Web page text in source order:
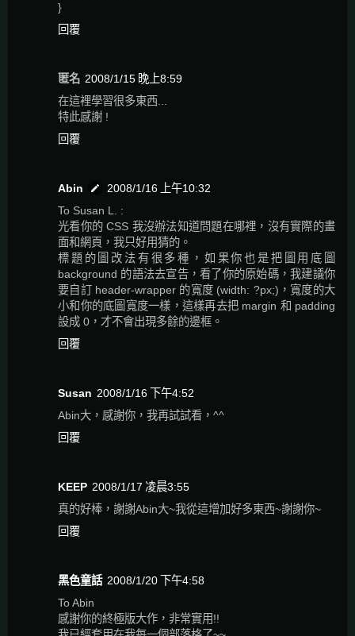
}
回覆
匿名 2008/1/15 晚上8:59
在這裡學習很多東西...
特此感謝 !
回覆
Abin
2008/1/16 上午10:32
To Susan L. :
光看你的 CSS 我沒辦法知道問題在哪裡，沒有實際的畫
面和網頁，我只好用猜的。
標題的圖改法有很多種，如果你也是把圖用底圖
background 的語法去宣告，看了你的原始碼，我建議你
要自訂 header-wrapper 的寬度 (width: ?px;)，寬度的大
小和你的底圖寬度一樣，這樣再去把 margin 和 padding
設成 0，才不會出現多餘的邊框。
回覆
Susan 2008/1/16 下午4:52
Abin大，感謝你，我再試試看，^^
回覆
KEEP 2008/1/17 凌晨3:55
真的好棒，謝謝Abin大~我從這增加好多東西~謝謝你~
回覆
黑色童話 2008/1/20 下午4:58
To Abin
感謝你的終極版大作，非常實用!!